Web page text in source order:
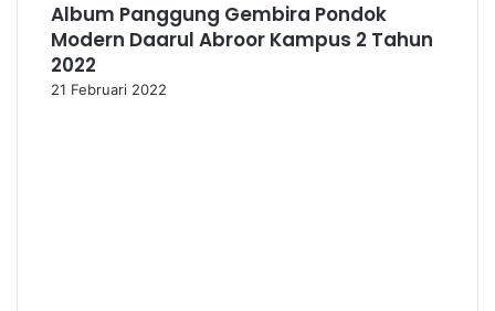
Album Panggung Gembira Pondok
Modern Daarul Abroor Kampus 2 Tahun
2022
21 Februari 2022